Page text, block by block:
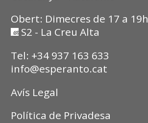
Obert: Dimecres de 17 a 19h
S2 - La Creu Alta
Tel: +34 937 163 633
info@esperanto.cat
Avís Legal
Política de Privadesa